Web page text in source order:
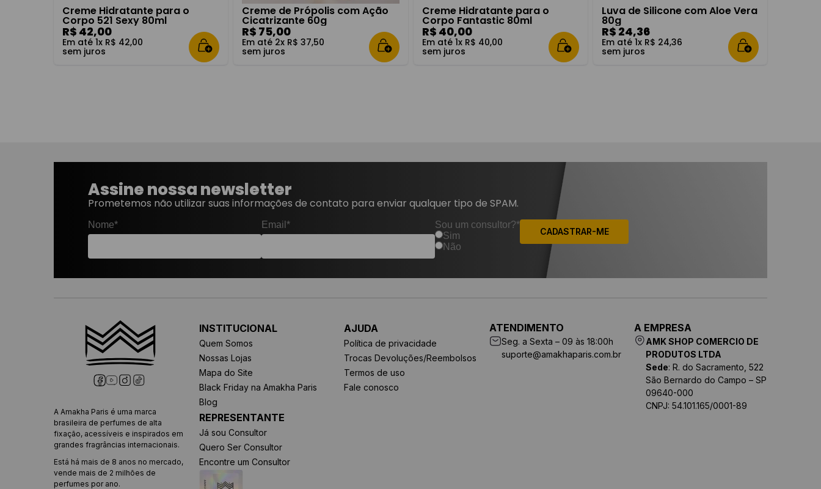
Creme Hidratante para o
Corpo 521 Sexy 80ml
R$ 42,00
Em até 1x R$ 42,00
sem juros
Creme de Própolis com Ação
Cicatrizante 60g
R$ 75,00
Em até 2x R$ 37,50
sem juros
Creme Hidratante para o
Corpo Fantastic 80ml
R$ 40,00
Em até 1x R$ 40,00
sem juros
Luva de Silicone com Aloe Vera
80g
R$ 24,36
Em até 1x R$ 24,36
sem juros
Assine nossa newsletter
Prometemos não utilizar suas informações de contato para enviar qualquer tipo de SPAM.
Nome* Email*
Sou um consultor?*
Sim
Não
CADASTRAR-ME
A Amakha Paris é uma marca
brasileira de perfumes de alta
fixação, acessíveis e inspirados em
grandes fragrâncias internacionais.
Está há mais de 8 anos no mercado,
vende mais de 2 milhões de
perfumes por ano.
INSTITUCIONAL
Quem Somos
Nossas Lojas
Mapa do Site
Black Friday na Amakha Paris
Blog
REPRESENTANTE
Já sou Consultor
Quero Ser Consultor
Encontre um Consultor
AJUDA
Política de privacidade
Trocas Devoluções/Reembolsos
Termos de uso
Fale conosco
ATENDIMENTO
Seg. a Sexta – 09 às 18:00h
suporte@amakhaparis.com.br
A EMPRESA
AMK SHOP COMERCIO DE
PRODUTOS LTDA
Sede: R. do Sacramento, 522
São Bernardo do Campo – SP
09640-000
CNPJ: 54.101.165/0001-89